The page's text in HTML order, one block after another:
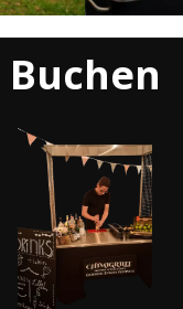
Buchen